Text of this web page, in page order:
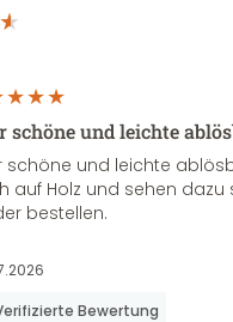
schöne und leichte
schöne und leichte
auf Holz und sehen
bestellen.
Bewertung